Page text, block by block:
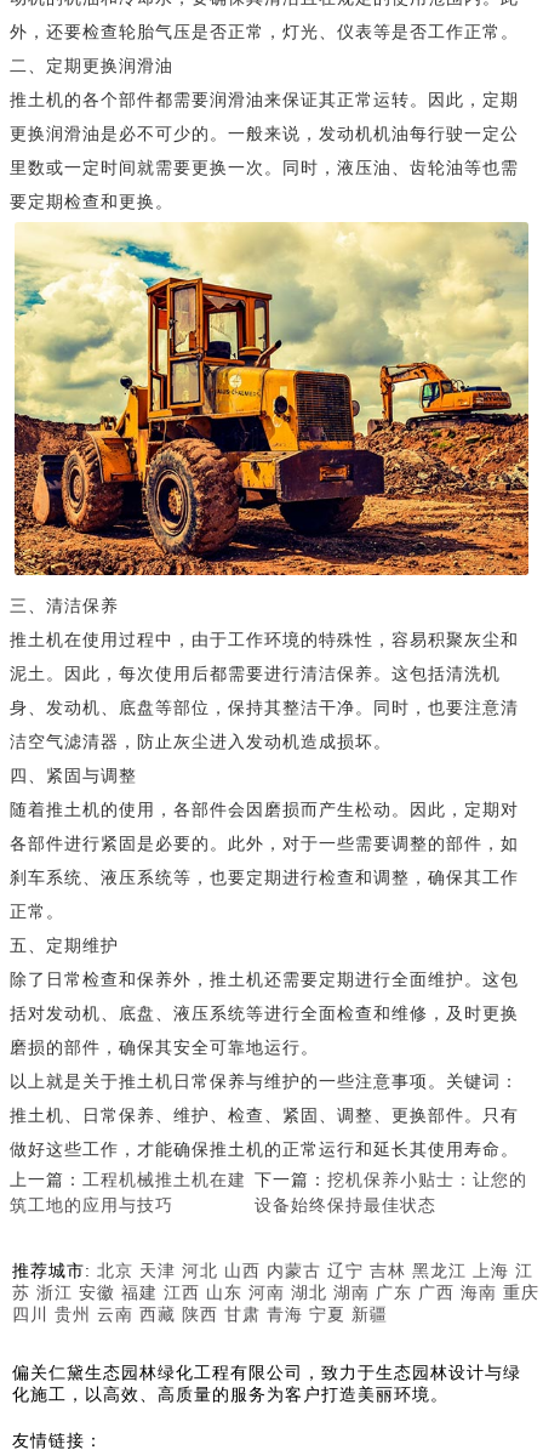
外，还要检查轮胎气压是否正常，灯光、仪表等是否工作正常。
二、定期更换润滑油
推土机的各个部件都需要润滑油来保证其正常运转。因此，定期
更换润滑油是必不可少的。一般来说，发动机机油每行驶一定公
里数或一定时间就需要更换一次。同时，液压油、齿轮油等也需
要定期检查和更换。
三、清洁保养
推土机在使用过程中，由于工作环境的特殊性，容易积聚灰尘和
泥土。因此，每次使用后都需要进行清洁保养。这包括清洗机
身、发动机、底盘等部位，保持其整洁干净。同时，也要注意清
洁空气滤清器，防止灰尘进入发动机造成损坏。
四、紧固与调整
随着推土机的使用，各部件会因磨损而产生松动。因此，定期对
各部件进行紧固是必要的。此外，对于一些需要调整的部件，如
刹车系统、液压系统等，也要定期进行检查和调整，确保其工作
正常。
五、定期维护
除了日常检查和保养外，推土机还需要定期进行全面维护。这包
括对发动机、底盘、液压系统等进行全面检查和维修，及时更换
磨损的部件，确保其安全可靠地运行。
以上就是关于推土机日常保养与维护的一些注意事项。关键词：
推土机、日常保养、维护、检查、紧固、调整、更换部件。只有
做好这些工作，才能确保推土机的正常运行和延长其使用寿命。
上一篇： 工程机械推土机在建
筑工地的应用与技巧
下一篇： 挖机保养小贴士：让您的
设备始终保持最佳状态
推荐城市: 北京 天津 河北 山西 内蒙古 辽宁 吉林 黑龙江 上海 江
苏 浙江 安徽 福建 江西 山东 河南 湖北 湖南 广东 广西 海南 重庆
四川
贵州 云南 西藏 陕西 甘肃 青海 宁夏 新疆
偏关仁黛生态园林绿化工程有限公司，致力于生态园林设计与绿
化施工，以高效、高质量的服务为客户打造美丽环境。
友情链接：